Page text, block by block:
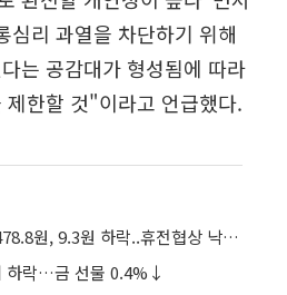
심리 과열을 차단하기 위해
는 공감대가 형성됨에 따라
한할 것"이라고 언급했다.
원·달러 NDF 1478.4/1478.8원, 9.3원 하락..휴전협상 낙관론
하락…금 선물 0.4%↓